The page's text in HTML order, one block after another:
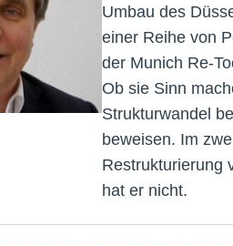
Umbau des
einer Reihe von
der Munich Re-
Ob sie Sinn
Strukturwandel
beweisen. Im
Restrukturierung
hat er nicht.